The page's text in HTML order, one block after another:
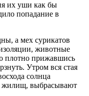
их уши как бы
попадание в
а мех сурикатов
животные
плотно прижавшись
Утром вся стая
солнца
жилищ, выбрасывают